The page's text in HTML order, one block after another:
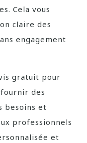
Cela vous
claire des
engagement
gratuit pour
des
besoins et
professionnels
et